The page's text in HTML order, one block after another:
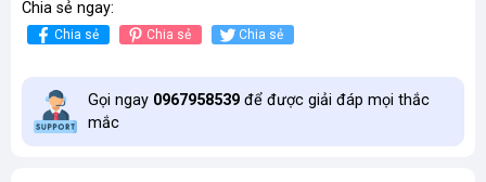
Chia sẻ ngay:
Chia sẻ Chia sẻ Chia sẻ
Gọi ngay 0967958539 để được giải đáp mọi thắc
mắc